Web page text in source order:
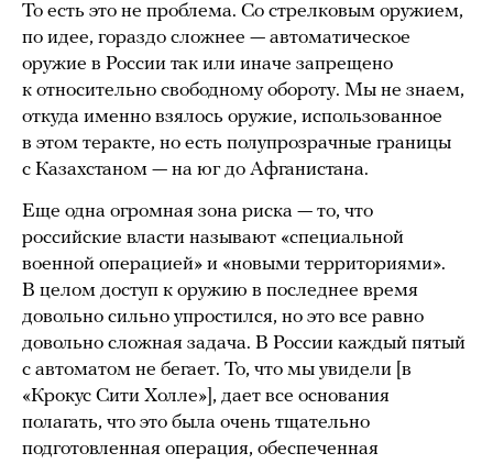
То есть это не проблема. Со стрелковым оружием,
по идее, гораздо сложнее — автоматическое
оружие в России так или иначе запрещено
к относительно свободному обороту. Мы не знаем,
откуда именно взялось оружие, использованное
в этом теракте, но есть полупрозрачные границы
с Казахстаном — на юг до Афганистана.
Еще одна огромная зона риска — то, что
российские власти называют «специальной
военной операцией» и «новыми территориями».
В целом доступ к оружию в последнее время
довольно сильно упростился, но это все равно
довольно сложная задача. В России каждый пятый
с автоматом не бегает. То, что мы увидели [в
«Крокус Сити Холле»], дает все основания
полагать, что это была очень тщательно
подготовленная операция, обеспеченная